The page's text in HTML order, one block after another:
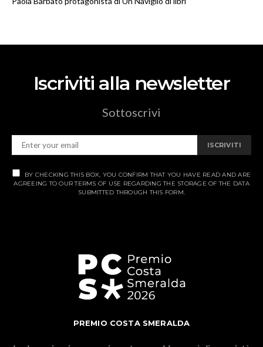
Iscriviti alla newsletter
Sottoscrivi
ISCRIVITI
BY CHECKING THIS BOX, YOU CONFIRM THAT YOU HAVE READ AND ARE
AGREEING TO OUR TERMS OF USE REGARDING THE STORAGE OF THE DATA
SUBMITTED THROUGH THIS FORM.
PREMIO COSTA SMERALDA